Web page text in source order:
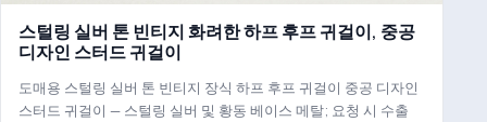
스털링 실버 톤 빈티지 화려한 하프 후프 귀걸이, 중공
디자인 스터드 귀걸이
도매용 스털링 실버 톤 빈티지 장식 하프 후프 귀걸이 중공 디자인
스터드 귀걸이 — 스털링 실버 및 황동 베이스 메탈; 요청 시 수출